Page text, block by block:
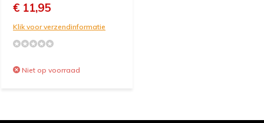
€ 11,95
Klik voor verzendinformatie
Niet op voorraad